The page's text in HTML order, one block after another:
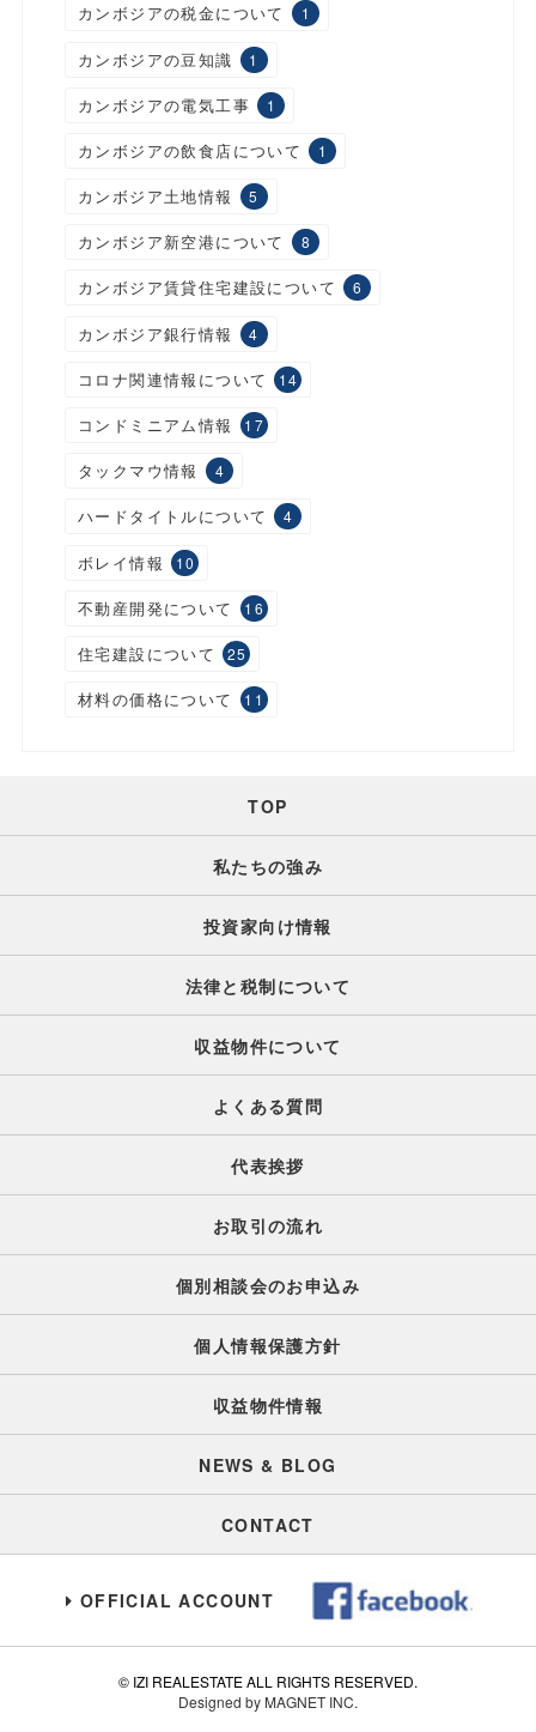
カンボジアの税金について 1
カンボジアの豆知識 1
カンボジアの電気工事 1
カンボジアの飲食店について 1
カンボジア土地情報 5
カンボジア新空港について 8
カンボジア賃貸住宅建設について 6
カンボジア銀行情報 4
コロナ関連情報について 14
コンドミニアム情報 17
タックマウ情報 4
ハードタイトルについて 4
ボレイ情報 10
不動産開発について 16
住宅建設について 25
材料の価格について 11
TOP
私たちの強み
投資家向け情報
法律と税制について
収益物件について
よくある質問
代表挨拶
お取引の流れ
個別相談会のお申込み
個人情報保護方針
収益物件情報
NEWS & BLOG
CONTACT
OFFICIAL ACCOUNT
© IZI REALESTATE ALL RIGHTS RESERVED.
Designed by MAGNET INC.